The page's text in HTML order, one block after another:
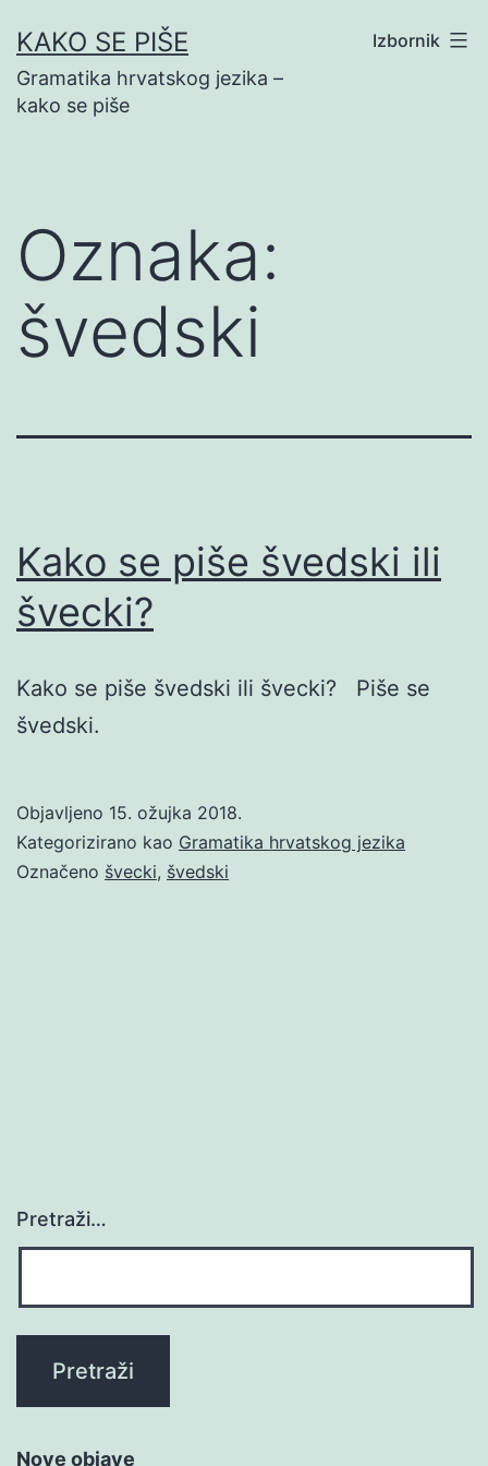
na
sadržaj
KAKO SE PIŠE
Gramatika hrvatskog jezika –
kako se piše
Izbornik
Oznaka:
švedski
Kako se piše švedski ili
švecki?
Kako se piše švedski ili švecki? Piše se
švedski.
Objavljeno 15. ožujka 2018.
Kategorizirano kao Gramatika hrvatskog jezika
Označeno švecki, švedski
Pretraži…
Nove objave